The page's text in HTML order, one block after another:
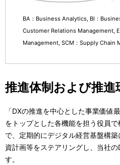
BA：Business Analytics, BI：
Customer Relations Management,
Management, SCM：Supply Chain
推進体制および推進
「DXの推進を中心とした事業価値
をトップとした各機能を担う役員
で、定期的にデジタル経営基盤構
資計画等をステアリングし、当社
す。